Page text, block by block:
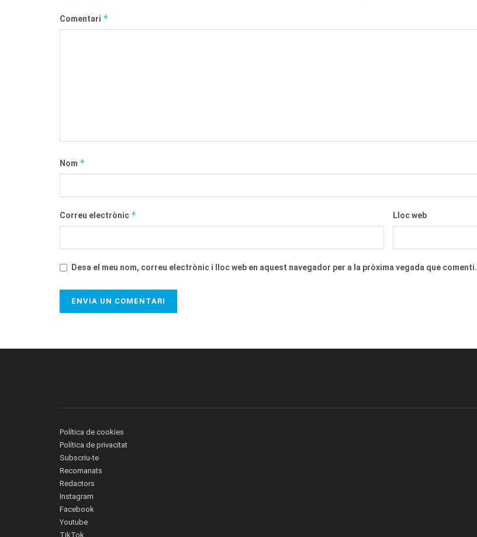
Comentari *
Nom *
Correu electrònic * Lloc web
Desa el meu nom, correu electrònic i lloc web en aquest navegador per a la pròxima vegada que comenti.
Política de cookies
Política de privacitat
Subscriu-te
Recomanats
Redactors
Instagram
Facebook
Youtube
TikTok